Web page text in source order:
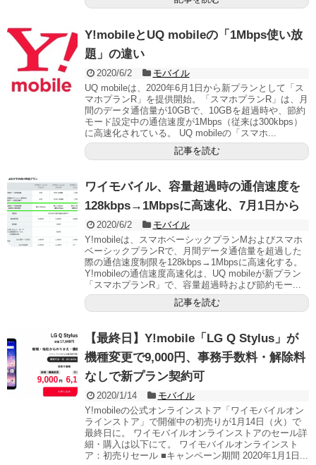
Y!mobileとUQ mobileの「1Mbps使い放
題」の違い
2020/6/2
モバイル
UQ mobileは、2020年6月1日から新プランとして「ス
マホプランR」を提供開始。「スマホプランR」は、月
間のデータ通信量が10GBで、10GBを超過時や、節約
モード設定中の通信速度が1Mbps（従来は300kbps）
に高速化されている。 UQ mobileの「スマホ...
記事を読む
ワイモバイル、容量超過時の通信速度を
128kbps→1Mbpsに高速化、7月1日から
2020/6/2
モバイル
Y!mobileは、スマホベーシックプランMおよびスマホ
ベーシックプランRで、月間データ通信量を超過した
際の通信速度制限を128kbps→1Mbpsに高速化する。
Y!mobileの通信速度高速化は、UQ mobileが新プラン
「スマホプランR」で、容量超過時および節約モー...
記事を読む
【最終日】Y!mobile「LG Q Stylus」が
機種変更で9,000円、事務手数料・解除料
なしで新プラン契約可
2020/1/14
モバイル
Y!mobileの公式オンラインストア「ワイモバイルオン
ラインストア」で開催中の初売りが1月14日（火）で
最終日に。 ワイモバイルオンラインストアのセール詳
細・購入は以下にて。 ワイモバイルオンラインスト
ア：初売りセール ■キャンペーン期間 2020年1月1日...